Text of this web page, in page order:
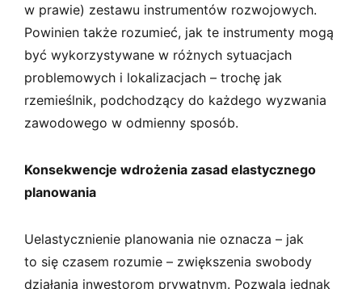
w prawie) zestawu instrumentów rozwojowych.
Powinien także rozumieć, jak te instrumenty mogą
być wykorzystywane w różnych sytuacjach
problemowych i lokalizacjach – trochę jak
rzemieślnik, podchodzący do każdego wyzwania
zawodowego w odmienny sposób.
Konsekwencje wdrożenia zasad elastycznego
planowania
Uelastycznienie planowania nie oznacza – jak
to się czasem rozumie – zwiększenia swobody
działania inwestorom prywatnym. Pozwala jednak